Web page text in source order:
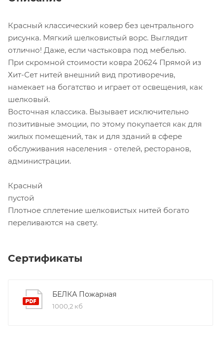
Красный классический ковер без центрального
рисунка. Мягкий шелковистый ворс. Выглядит
отлично! Даже, если частьковра под мебелью.
При скромной стоимости ковра 20624 Прямой из
Хит-Сет нитей внешний вид противоречив,
намекает на богатство и играет от освещения, как
шелковый.
Восточная классика. Вызывает исключительно
позитивные эмоции, по этому покупается как для
жилых помещений, так и для зданий в сфере
обслуживания населения - отелей, ресторанов,
администрации.
Красный
пустой
Плотное сплетение шелковистых нитей богато
переливаются на свету.
Сертификаты
БЕЛКА Пожарная
1000,2 кб